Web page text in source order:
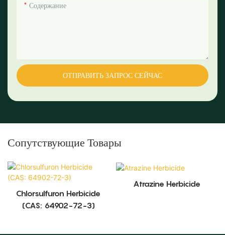
Содержание
ОТПРАВИТЬ ЗАПРОС СЕЙЧАС
Сопутствующие Товары
Chlorsulfuron Herbicide
(CAS: 64902-72-3)
Atrazine Herbicide